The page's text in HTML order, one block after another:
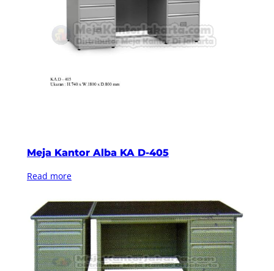
Meja Kantor Alba KA D-405
Read more